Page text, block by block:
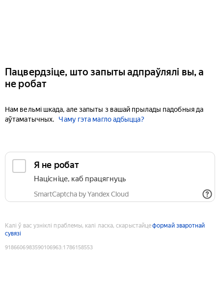
Пацвердзіце, што запыты адпраўлялі вы, а
не робат
Нам вельмі шкада, але запыты з вашай прылады падобныя да
аўтаматычных.
Чаму гэта магло адбыцца?
Я не робат
Націсніце, каб працягнуць
SmartCaptcha by Yandex Cloud
Калі ў вас узніклі праблемы, калі ласка, скарыстайцеформай зваротнай
сувязі
9186606983590106963:1786158553